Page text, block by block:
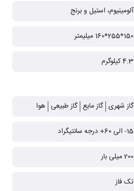
آلومینیوم، استیل و برنج
150*255*160 میلیمتر
4.3 کیلوگرم
گاز شهری گاز مایع گاز طبیعی هوا
15- الی 60+ درجه سانتیگراد
200 میلی بار
تک فاز